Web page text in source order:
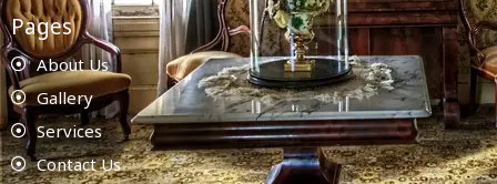
Pages
About Us
Gallery
Services
Contact Us